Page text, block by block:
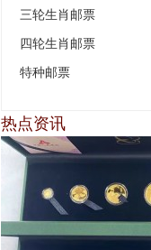
三轮生肖邮票
四轮生肖邮票
特种邮票
热点资讯